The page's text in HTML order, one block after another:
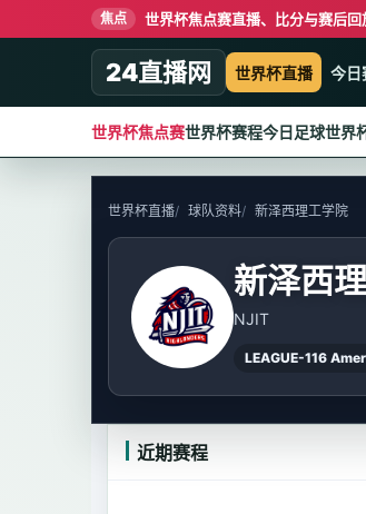
焦点 世界杯焦点赛直播、比分与赛后回
24直播网 世界杯直播 今日
世界杯焦点赛世界杯赛程今日足球世界
世界杯直播 球队资料 新泽西理工学院
新泽西
NJIT
LEAGUE-116
近期赛程